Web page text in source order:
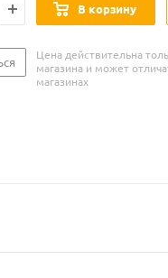
В корзину
Цена действительна
магазина и может
магазинах